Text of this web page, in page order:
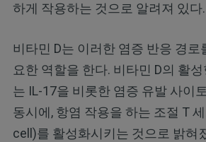
하게 작용하는 것으로 알려져 있다.
비타민 D는 이러한 염증 반응 경로
요한 역할을 한다. 비타민 D의 활성
는 IL-17을 비롯한 염증 유발 사이
동시에, 항염 작용을 하는 조절 T
cell)를 활성화시키는 것으로 밝혀